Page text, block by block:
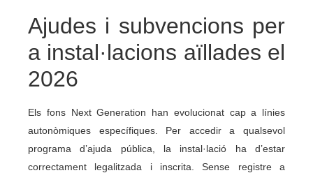
Ajudes i subvencions per
a instal·lacions aïllades el
2026
Els fons Next Generation han evolucionat cap a línies
autonòmiques específiques. Per accedir a qualsevol
programa d’ajuda pública, la instal·lació ha d’estar
correctament legalitzada i inscrita. Sense registre a